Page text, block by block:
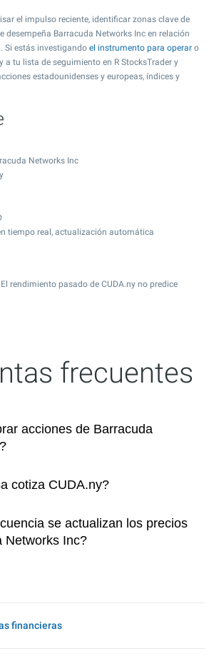
el impulso reciente, identificar zonas clave de
desempeña Barracuda Networks Inc en relación
Si estás investigando el instrumento para operar o
a tu lista de seguimiento en R StocksTrader y
estadounidenses y europeas, índices y
Networks Inc
tiempo real, actualización automática
El rendimiento pasado de CUDA.ny no predice
frecuentes
acciones de Barracuda
cotiza CUDA.ny?
se actualizan los precios
Networks Inc?
financieras